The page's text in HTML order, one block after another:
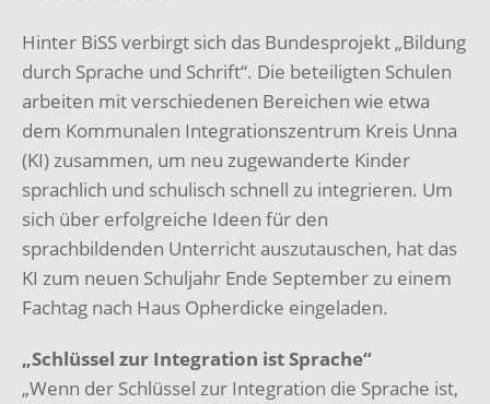
Hinter BiSS verbirgt sich das Bundesprojekt „Bildung
durch Sprache und Schrift“. Die beteiligten Schulen
arbeiten mit verschiedenen Bereichen wie etwa
dem Kommunalen Integrationszentrum Kreis Unna
(KI) zusammen, um neu zugewanderte Kinder
sprachlich und schulisch schnell zu integrieren. Um
sich über erfolgreiche Ideen für den
sprachbildenden Unterricht auszutauschen, hat das
KI zum neuen Schuljahr Ende September zu einem
Fachtag nach Haus Opherdicke eingeladen.
„Schlüssel zur Integration ist Sprache“
„Wenn der Schlüssel zur Integration die Sprache ist,